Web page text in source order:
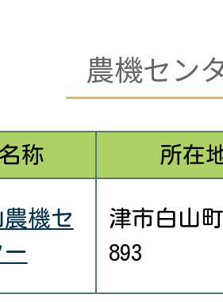
農機セン
名称 所在
農機セ
ー
津市白山
893